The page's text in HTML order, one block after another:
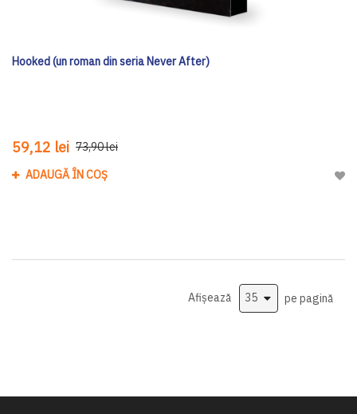
Hooked (un roman din seria Never After)
59,12 lei 73,90 lei
ADAUGĂ ÎN COȘ
Afișează pe pagină